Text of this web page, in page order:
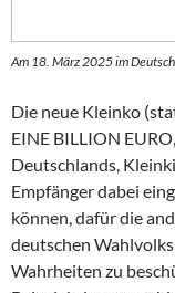
Am 18. März 2025 im
Die neue Kleinko
EINE BILLION
Deutschlands,
Empfänger dabei
können, dafür die
deutschen
Wahrheiten zu